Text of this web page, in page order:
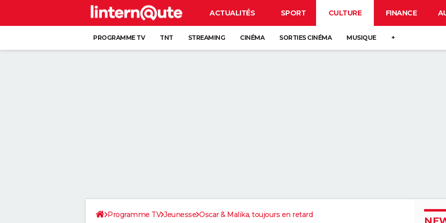
ACTUALITÉS SPORT CULTURE FINANCE
PROGRAMME TV TNT STREAMING CINÉMA SORTIES CINÉMA MUSIQUE +
Programme TV Jeunesse Oscar & Malika, toujours en retard